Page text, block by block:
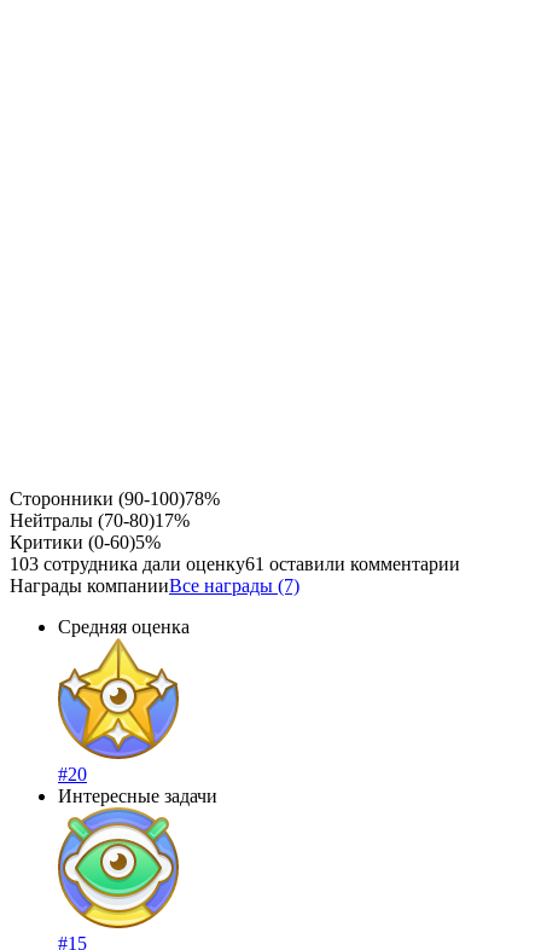
Сторонники (90-100)78%
Нейтралы (70-80)17%
Критики (0-60)5%
103 сотрудника дали оценку61 оставили комментарии
Награды компанииВсе награды (7)
Средняя оценка
#20
Интересные задачи
#15